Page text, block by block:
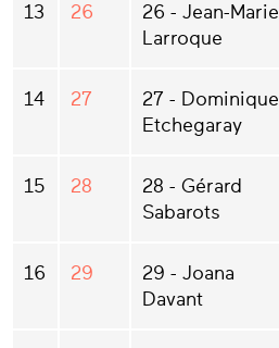
13 26
26 - Jean-Marie
Larroque
14 27
27 - Dominique
Etchegaray
15 28
28 - Gérard
Sabarots
16 29
29 - Joana
Davant